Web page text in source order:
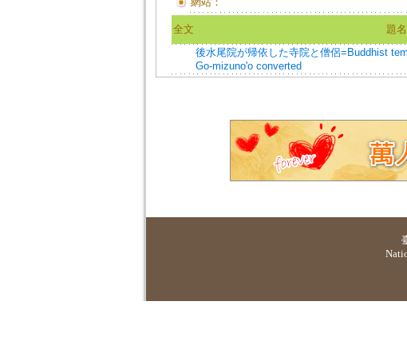
全文 題名
後水尾院が帰依した寺院と僧侶=Buddhist
Go-mizuno'o converted